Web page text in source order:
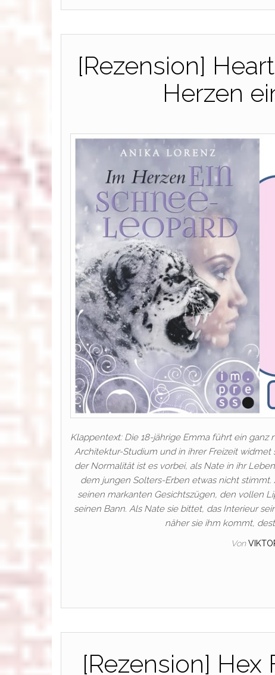
[Rezension]
Herzen
Klappentext: Die 18-jährige Emma führt ein
Architektur-Studium und in ihrer Freizeit
der Normalität ist es vorbei, als Nate in ihr
dem jungen Solters-Erben etwas nicht
seinen markanten Gesichtszügen, den vollen
seinen Bann. Als Nate sie bittet, das Interieur
näher sie ihm kommt,
Von
[Rezension] Hex